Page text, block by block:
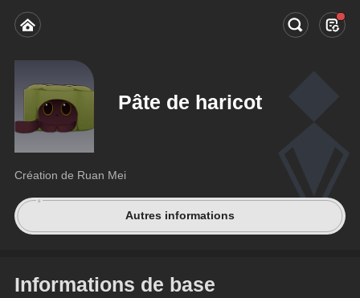
Pâte de haricot
Création de Ruan Mei
Autres informations
Informations de base